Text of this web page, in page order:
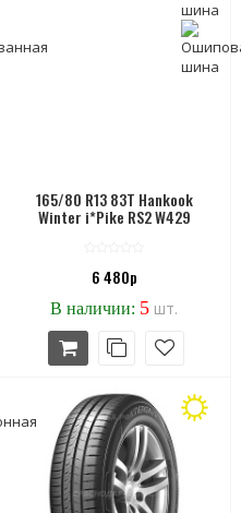
165/80 R13 83T Hankook
Winter i*Pike RS2 W429
6 480р
В наличии: 5 шт.